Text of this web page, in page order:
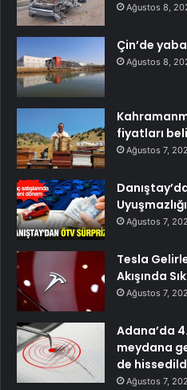
Ağustos 8,
Çin’de
Ağustos 8,
fiyatları
Ağustos 7,
Ağustos 7,
Tesla
Akışında
Ağustos 7,
Adana’da
meydana
de
Ağustos 7,